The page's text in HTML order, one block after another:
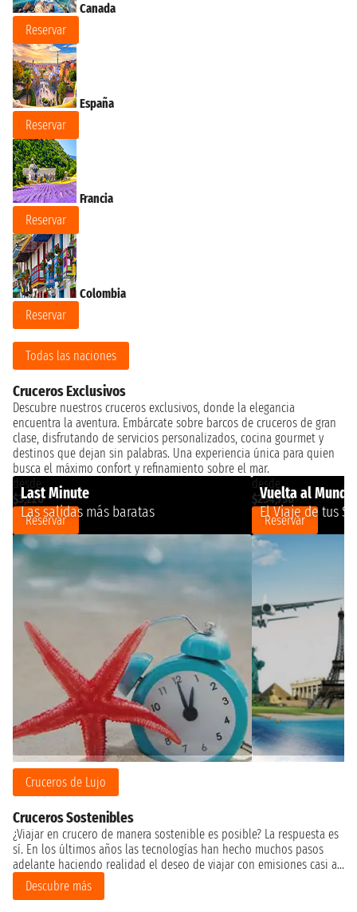
Canada
Reservar
España
Reservar
Francia
Reservar
Colombia
Reservar
Todas las naciones
Cruceros Exclusivos
Descubre nuestros cruceros exclusivos, donde la elegancia
encuentra la aventura. Embárcate sobre barcos de cruceros de gran
clase, disfrutando de servicios personalizados, cocina gourmet y
destinos que dejan sin palabras. Una experiencia única para quien
busca el máximo confort y refinamiento sobre el mar.
Last Minute
Las salidas más baratas
desde
$3,220
Reservar
Vuelta al Mundo
El Viaje de tus
desde
$254,756
Reservar
Cruceros de Lujo
Cruceros Sostenibles
¿Viajar en crucero de manera sostenible es posible? La respuesta es
sí. En los últimos años las tecnologías han hecho muchos pasos
adelante haciendo realidad el deseo de viajar con emisiones casi a...
Descubre más